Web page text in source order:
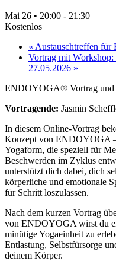
Mai 26 • 20:00 - 21:30
Kostenlos
« Austauschtreffen für
Vortrag mit Workshop:
27.05.2026 »
ENDOYOGA® Vortrag und
Vortragende: Jasmin
In diesem Online-Vortrag
Konzept von ENDOYOGA
Yogaform, die speziell für
Beschwerden im Zyklus
unterstützt dich dabei, dich
körperliche und emotionale
für Schritt loszulassen.
Nach dem kurzen Vortrag
von ENDOYOGA wirst du
minütige Yogaeinheit zu
Entlastung, Selbstfürsorge
deinem Körper.